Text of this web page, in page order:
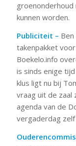
groenonderhoud
kunnen worden.
Publiciteit –
takenpakket
Boekelo.info
is sinds enige
klus ligt nu bij
vraag uit de zaal
agenda van de
vergaderdag